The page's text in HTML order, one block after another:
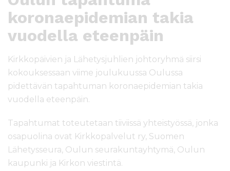
koronaepidemian takia
vuodella eteenpäin
Kirkkopäivien ja Lähetysjuhlien johtoryhmä siirsi
kokouksessaan viime joulukuussa Oulussa
pidettävän tapahtuman koronaepidemian takia
vuodella eteenpäin.
Tapahtumat toteutetaan tiiviissä yhteistyössä, jonka
osapuolina ovat Kirkkopalvelut ry, Suomen
Lähetysseura, Oulun seurakuntayhtymä, Oulun
kaupunki ja Kirkon viestintä.